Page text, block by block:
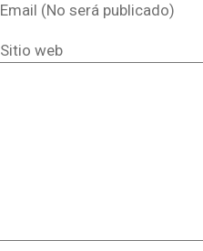
Email (No será publicado)
Sitio web